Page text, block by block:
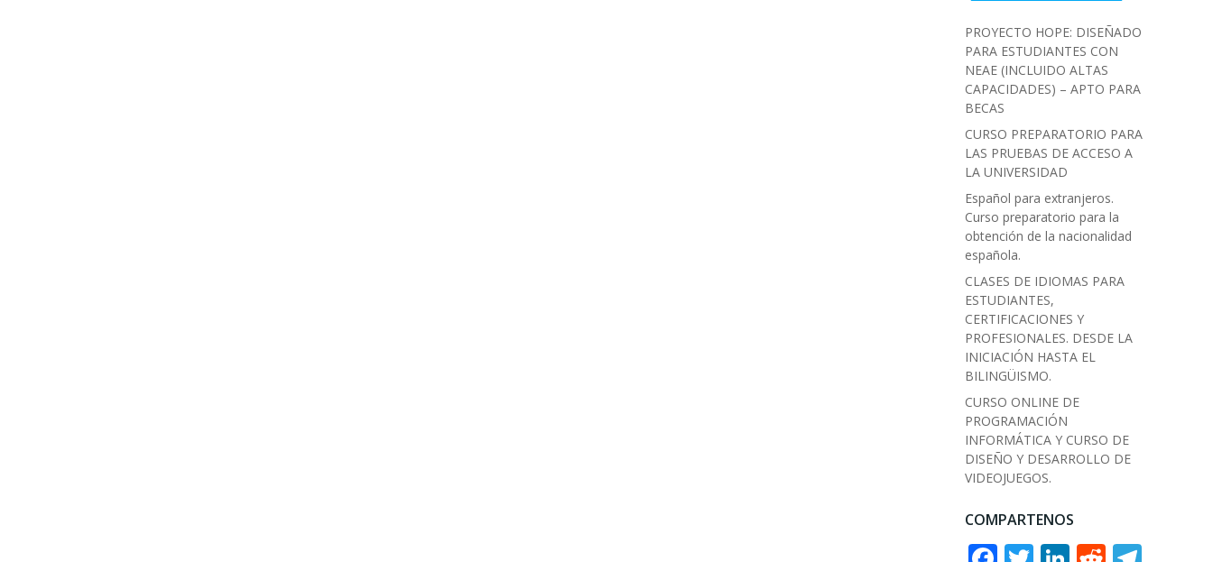
PROYECTO HOPE: DISEÑADO
PARA ESTUDIANTES CON
NEAE (INCLUIDO ALTAS
CAPACIDADES) – APTO PARA
BECAS
CURSO PREPARATORIO PARA
LAS PRUEBAS DE ACCESO A
LA UNIVERSIDAD
Español para extranjeros.
Curso preparatorio para la
obtención de la nacionalidad
española.
CLASES DE IDIOMAS PARA
ESTUDIANTES,
CERTIFICACIONES Y
PROFESIONALES. DESDE LA
INICIACIÓN HASTA EL
BILINGÜISMO.
CURSO ONLINE DE
PROGRAMACIÓN
INFORMÁTICA Y CURSO DE
DISEÑO Y DESARROLLO DE
VIDEOJUEGOS.
COMPARTENOS